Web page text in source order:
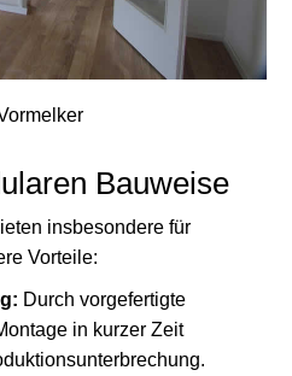
Bauweise
insbesondere für
Vorteile:
Durch vorgefertigte
in kurzer Zeit